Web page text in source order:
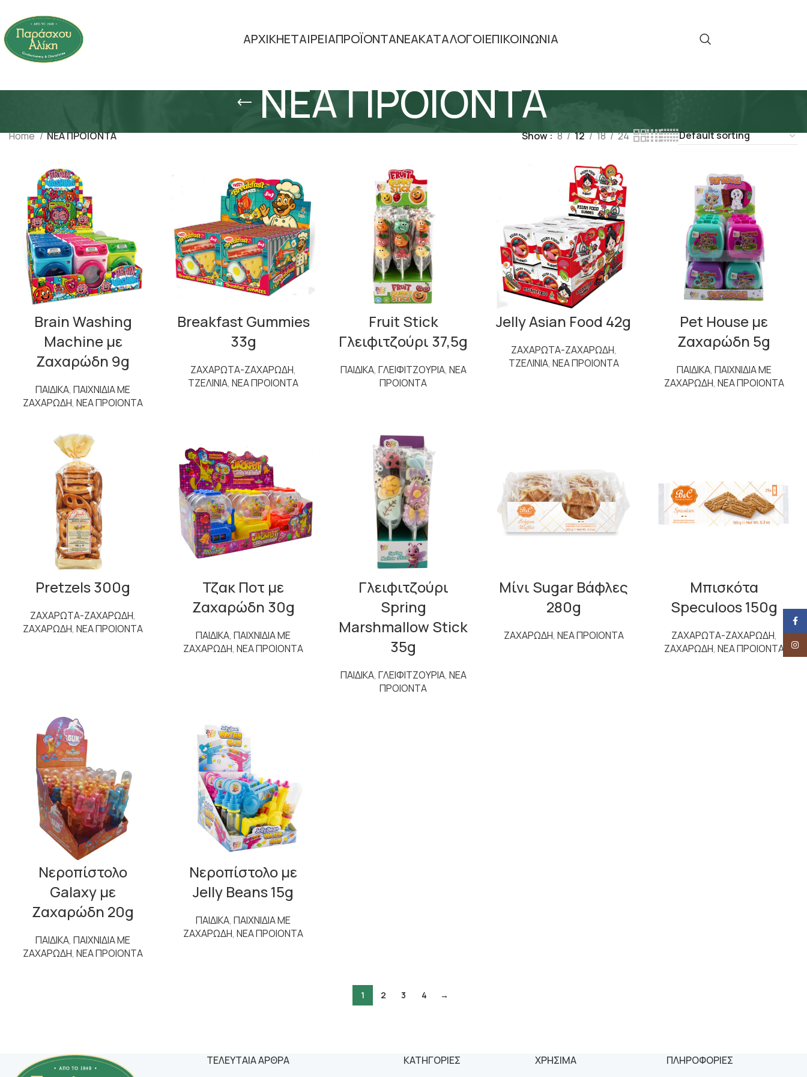
ΑΡΧΙΚΗΕΤΑΙΡΕΙΑΠΡΟΪΟΝΤΑΝΕΑΚΑΤΑΛΟΓΟΙΕΠΙΚΟΙΝΩΝΙΑ
ΝΕΑ ΠΡΟΙΟΝΤΑ
Home ΝΕΑ ΠΡΟΙΟΝΤΑ Show 8 12 18 24
Brain Washing
Machine με
Ζαχαρώδη 9g
ΠΑΙΔΙΚΑ,ΠΑΙΧΝΙΔΙΑ ΜΕ
ΖΑΧΑΡΩΔΗ,ΝΕΑ ΠΡΟΙΟΝΤΑ
Breakfast Gummies
33g
ΖΑΧΑΡΩΤΑ-ΖΑΧΑΡΩΔΗ,
ΤΖΕΛΙΝΙΑ,ΝΕΑ ΠΡΟΙΟΝΤΑ
Fruit Stick
Γλειφιτζούρι 37,5g
ΠΑΙΔΙΚΑ, ΓΛΕΙΦΙΤΖΟΥΡΙΑ, ΝΕΑ
ΠΡΟΙΟΝΤΑ
Jelly Asian Food 42g
ΖΑΧΑΡΩΤΑ-ΖΑΧΑΡΩΔΗ,
ΤΖΕΛΙΝΙΑ, ΝΕΑ ΠΡΟΙΟΝΤΑ
Pet House με
Ζαχαρώδη 5g
ΠΑΙΔΙΚΑ, ΠΑΙΧΝΙΔΙΑ ΜΕ
ΖΑΧΑΡΩΔΗ, ΝΕΑ ΠΡΟΙΟΝΤΑ
Pretzels 300g
ΖΑΧΑΡΩΤΑ-ΖΑΧΑΡΩΔΗ,
ΖΑΧΑΡΩΔΗ,ΝΕΑ ΠΡΟΙΟΝΤΑ
Τζακ Ποτ με
Ζαχαρώδη 30g
ΠΑΙΔΙΚΑ,ΠΑΙΧΝΙΔΙΑ ΜΕ
ΖΑΧΑΡΩΔΗ,ΝΕΑ ΠΡΟΙΟΝΤΑ
Γλειφιτζούρι
Spring
Marshmallow Stick
35g
ΠΑΙΔΙΚΑ, ΓΛΕΙΦΙΤΖΟΥΡΙΑ, ΝΕΑ
ΠΡΟΙΟΝΤΑ
Μίνι Sugar Βάφλες
280g
ΖΑΧΑΡΩΔΗ, ΝΕΑ ΠΡΟΙΟΝΤΑ
Μπισκότα
Speculoos 150g
ΖΑΧΑΡΩΤΑ-ΖΑΧΑΡΩΔΗ,
ΖΑΧΑΡΩΔΗ, ΝΕΑ ΠΡΟΙΟΝΤΑ
Νεροπίστολο
Galaxy με
Ζαχαρώδη 20g
ΠΑΙΔΙΚΑ,ΠΑΙΧΝΙΔΙΑ ΜΕ
ΖΑΧΑΡΩΔΗ,ΝΕΑ ΠΡΟΙΟΝΤΑ
Νεροπίστολο με
Jelly Beans 15g
ΠΑΙΔΙΚΑ,ΠΑΙΧΝΙΔΙΑ ΜΕ
ΖΑΧΑΡΩΔΗ,ΝΕΑ ΠΡΟΙΟΝΤΑ
1 2 3 4 →
ΤΕΛΕΥΤΑΙΑ ΑΡΘΡΑ ΚΑΤΗΓΟΡΙΕΣ ΧΡΗΣΙΜΑ ΠΛΗΡΟΦΟΡΙΕΣ